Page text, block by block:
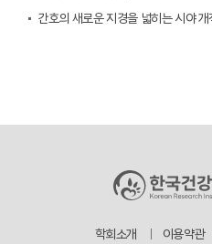
간호의 새로운 지경을 넓히는 시야 개
학회소개 이용약관